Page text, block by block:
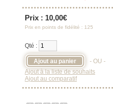
Prix : 10,00€
Prix en points de fidélité : 125
Qté :
- OU -
Ajout à la liste de souhaits
Ajout au comparatif